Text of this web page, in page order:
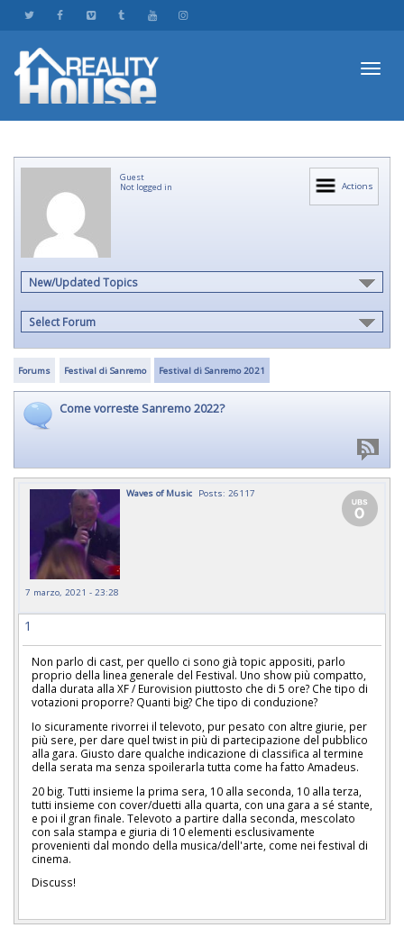
Actions
Guest
Not logged in
New/Updated Topics
Select Forum
Forums Festival di Sanremo Festival di Sanremo 2021
Come vorreste Sanremo 2022?
Waves of Music Posts: 26117
7 marzo, 2021 - 23:28
1
Non parlo di cast, per quello ci sono già topic appositi, parlo
proprio della linea generale del Festival. Uno show più compatto,
dalla durata alla XF / Eurovision piuttosto che di 5 ore? Che tipo di
votazioni proporre? Quanti big? Che tipo di conduzione?
Io sicuramente rivorrei il televoto, pur pesato con altre giurie, per
più sere, per dare quel twist in più di partecipazione del pubblico
alla gara. Giusto dare qualche indicazione di classifica al termine
della serata ma senza spoilerarla tutta come ha fatto Amadeus.
20 big. Tutti insieme la prima sera, 10 alla seconda, 10 alla terza,
tutti insieme con cover/duetti alla quarta, con una gara a sé stante,
e poi il gran finale. Televoto a partire dalla seconda, mescolato
con sala stampa e giuria di 10 elementi esclusivamente
provenienti dal mondo della musica/dell'arte, come nei festival di
cinema.
Discuss!